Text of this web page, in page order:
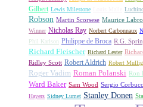
Gilbert Lewis Milestone
Robson Martin Scorsese Maurice Labro
Winner Nicholas Ray Norbert Carbonnaux
Phil Karlson Philippe de Broca R.G.
Richard Fleischer Richard Lester
Ridley Scott Robert Aldrich Robert
Roger Vadim Roman Polanski Ron
Ward Baker Sam Wood Sergio
Hayers Sidney Lumet Stanley Donen